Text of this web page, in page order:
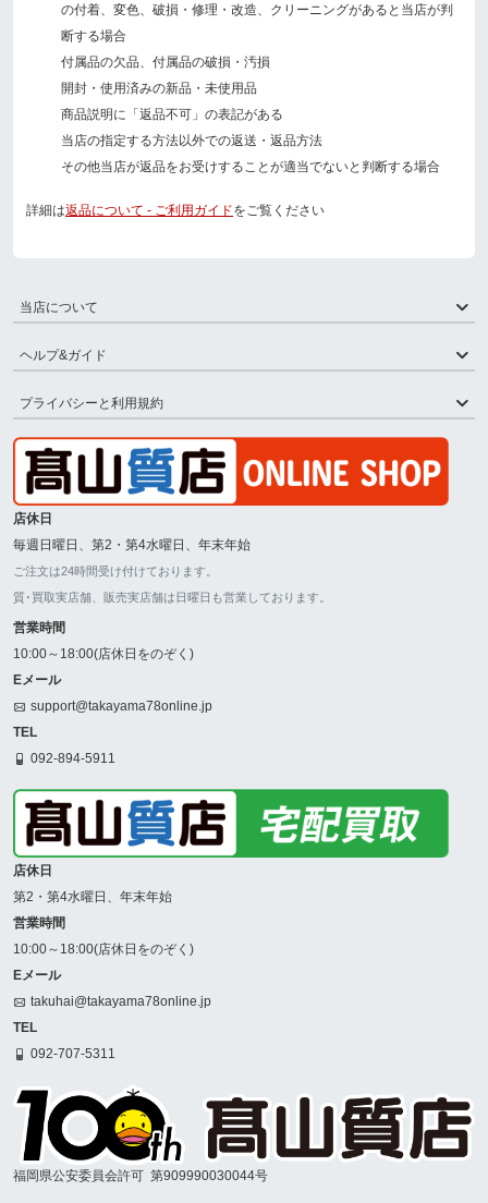
の付着、変色、破損・修理・改造、クリーニングがあると当店が判
断する場合
付属品の欠品、付属品の破損・汚損
開封・使用済みの新品・未使用品
商品説明に「返品不可」の表記がある
当店の指定する方法以外での返送・返品方法
その他当店が返品をお受けすることが適当でないと判断する場合
詳細は返品について - ご利用ガイドをご覧ください
当店について
ヘルプ&ガイド
プライバシーと利用規約
店休日
毎週日曜日、第2・第4水曜日、年末年始
ご注文は24時間受け付けております。
質･買取実店舗、販売実店舗は日曜日も営業しております。
営業時間
10:00～18:00(店休日をのぞく)
Eメール
support@takayama78online.jp
TEL
092-894-5911
店休日
第2・第4水曜日、年末年始
営業時間
10:00～18:00(店休日をのぞく)
Eメール
takuhai@takayama78online.jp
TEL
092-707-5311
福岡県公安委員会許可 第909990030044号